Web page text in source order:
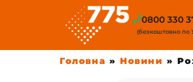
0800 330
(безкоштовно по
Головна » Новини »